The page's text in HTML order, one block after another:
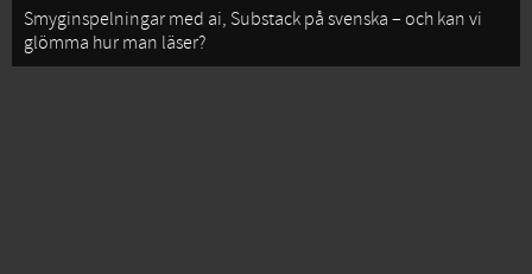
Smyginspelningar med ai, Substack på svenska – och kan vi
glömma hur man läser?